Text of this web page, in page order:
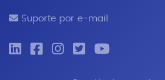
Suporte por e-mail